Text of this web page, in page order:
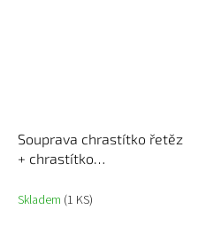
Souprava chrastítko řetěz
+ chrastítko
Skladem (1 KS)